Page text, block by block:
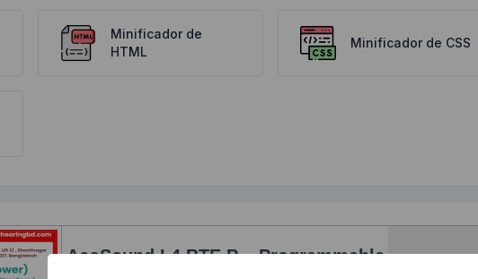
Minificador de
HTML
Minificador de CSS